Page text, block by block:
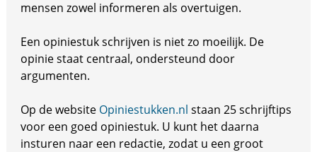
mensen zowel informeren als overtuigen.
Een opiniestuk schrijven is niet zo moeilijk. De
opinie staat centraal, ondersteund door
argumenten.
Op de website Opiniestukken.nl staan 25 schrijftips
voor een goed opiniestuk. U kunt het daarna
insturen naar een redactie, zodat u een groot